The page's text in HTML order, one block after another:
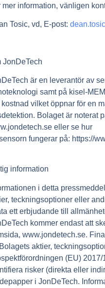
mer information, vänligen
Tosic, vd, E-post:
JonDeTech
är en leverantör av
samt på kisel-
kostnad vilket öppnar för en
Bolaget är noterat
eller se hur
sensorn fungerar på: https://
information
i detta
teckningsoptioner eller
ett erbjudande till
kommer endast att
www.jondetech.se.
aktier,
(EU) 2017/
risker (direkta eller
i JonDeTech.